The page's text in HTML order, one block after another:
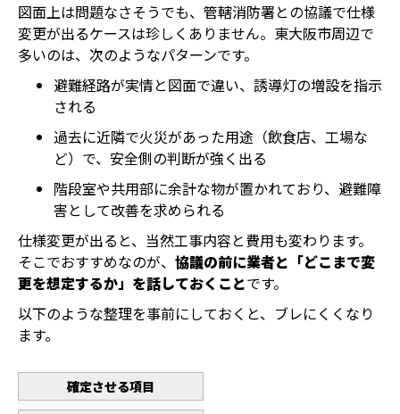
図面上は問題なさそうでも、管轄消防署との協議で仕様
変更が出るケースは珍しくありません。東大阪市周辺で
多いのは、次のようなパターンです。
避難経路が実情と図面で違い、誘導灯の増設を指示
される
過去に近隣で火災があった用途（飲食店、工場な
ど）で、安全側の判断が強く出る
階段室や共用部に余計な物が置かれており、避難障
害として改善を求められる
仕様変更が出ると、当然工事内容と費用も変わります。
そこでおすすめなのが、 協議の前に業者と「どこまで変
更を想定するか」を話しておくことです。
以下のような整理を事前にしておくと、ブレにくくなり
ます。
確定させる項目